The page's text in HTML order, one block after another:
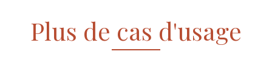
Plus de cas d'usage